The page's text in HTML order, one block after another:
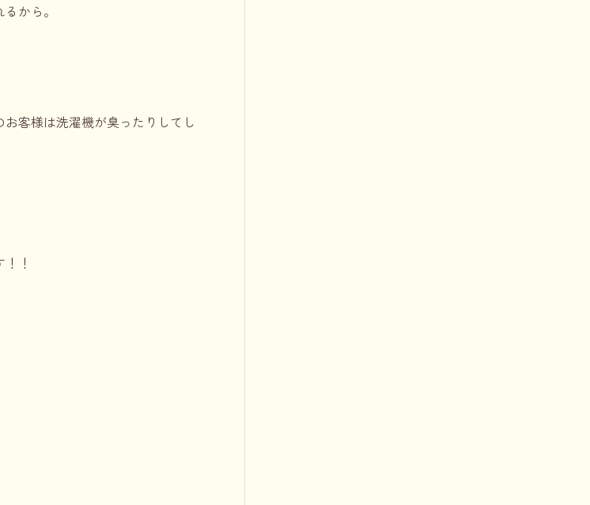
から。
客様は洗濯機が臭ったりしてし
！